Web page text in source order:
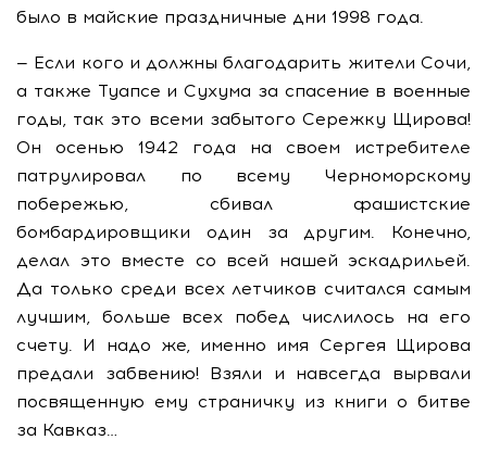
было в майские праздничные дни 1998 года.
— Если кого и должны благодарить жители Сочи,
а также Туапсе и Сухума за спасение в военные
годы, так это всеми забытого Сережку Щирова!
Он осенью 1942 года на своем истребителе
патрулировал по всему Черноморскому
побережью, сбивал фашистские
бомбардировщики один за другим. Конечно,
делал это вместе со всей нашей эскадрильей.
Да только среди всех летчиков считался самым
лучшим, больше всех побед числилось на его
счету. И надо же, именно имя Сергея Щирова
предали забвению! Взяли и навсегда вырвали
посвященную ему страничку из книги о битве
за Кавказ…